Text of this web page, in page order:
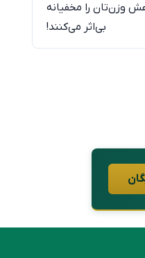
وزن‌تان را مخفیانه
بی‌اثر می‌کنند!